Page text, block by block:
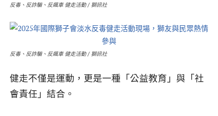
反毒、反詐騙、反飆車 健走活動 / 獅訊社
反毒、反詐騙、反飆車 健走活動 / 獅訊社
健走不僅是運動，更是一種「公益教育」與「社
會責任」結合。